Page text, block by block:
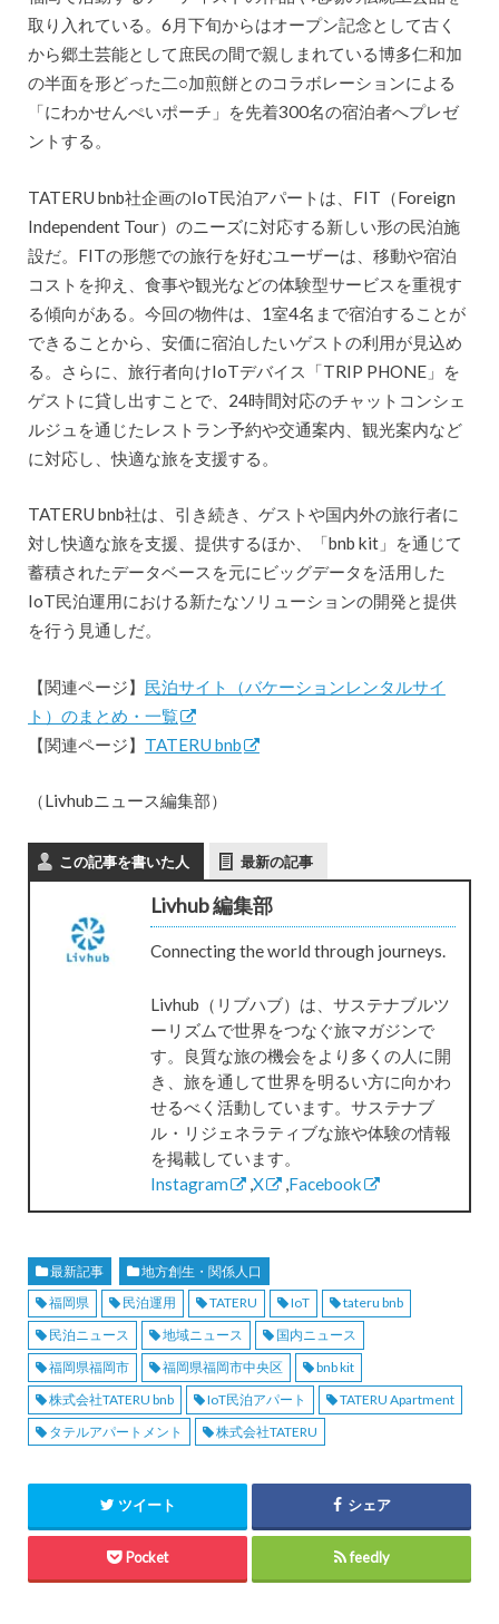
取り入れている。6月下旬からはオープン記念として古く
から郷土芸能として庶民の間で親しまれている博多仁和加
の半面を形どった二○加煎餅とのコラボレーションによる
「にわかせんぺいポーチ」を先着300名の宿泊者へプレゼ
ントする。
TATERU bnb社企画のIoT⺠泊アパートは、FIT（Foreign
Independent Tour）のニーズに対応する新しい形の⺠泊施
設だ。FITの形態での旅行を好むユーザーは、移動や宿泊
コストを抑え、食事や観光などの体験型サービスを重視す
る傾向がある。今回の物件は、1室4名まで宿泊することが
できることから、安価に宿泊したいゲストの利用が見込め
る。さらに、旅⾏者向けIoTデバイス「TRIP PHONE」を
ゲストに貸し出すことで、24時間対応のチャットコンシェ
ルジュを通じたレストラン予約や交通案内、観光案内など
に対応し、快適な旅を支援する。
TATERU bnb社は、引き続き、ゲストや国内外の旅行者に
対し快適な旅を支援、提供するほか、「bnb kit」を通じて
蓄積されたデータベースを元にビッグデータを活⽤した
IoT⺠泊運⽤における新たなソリューションの開発と提供
を⾏う見通しだ。
【関連ページ】 民泊サイト（バケーションレンタルサイ
ト）のまとめ・一覧
【関連ページ】 TATERU bnb
（Livhubニュース編集部）
この記事を書いた人 最新の記事
Livhub 編集部
Connecting the world through journeys.
Livhub（リブハブ）は、サステナブルツ
ーリズムで世界をつなぐ旅マガジンで
す。良質な旅の機会をより多くの人に開
き、旅を通して世界を明るい方に向かわ
せるべく活動しています。サステナブ
ル・リジェネラティブな旅や体験の情報
を掲載しています。
Instagram
X Facebook
最新記事
地方創生・関係人口
福岡県
民泊運用 TATERU IoT
tateru bnb
民泊ニュース
地域ニュース
国内ニュース
福岡県福岡市
福岡県福岡市中央区
bnb kit
株式会社TATERU bnb
IoT民泊アパート
TATERU Apartment
タテルアパートメント
株式会社TATERU
ツイート シェア
Pocket feedly